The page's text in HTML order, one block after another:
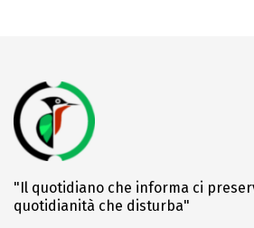
"Il quotidiano che informa ci
quotidianità che disturba"